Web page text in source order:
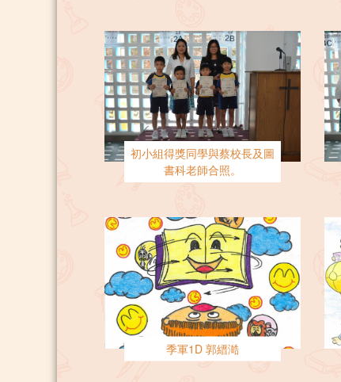
初小組得獎同學與蔡校長及圖
書科老師合照。
季軍1D 郭縉澔